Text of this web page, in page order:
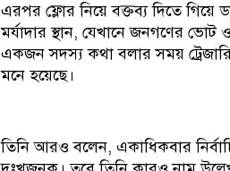
এরপর ফ্লোর নিয়ে বক্তব্য দিতে গিয়ে
মর্যাদার স্থান, যেখানে জনগণের ভোট
একজন সদস্য কথা বলার সময়
মনে হয়েছে।
তিনি আরও বলেন, একাধিকবার